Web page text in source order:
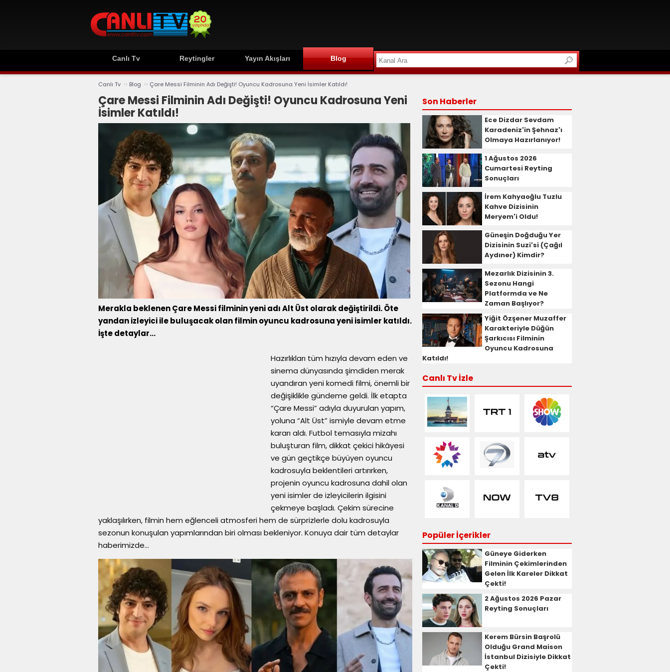
Canlı Tv Reytingler Yayın Akışları Blog
Canlı Tv ›› Blog ›› Çare Messi Filminin Adı Değişti! Oyuncu Kadrosuna Yeni İsimler Katıldı!
Çare Messi Filminin Adı Değişti! Oyuncu Kadrosuna Yeni
İsimler Katıldı!
Merakla beklenen Çare Messi filminin yeni adı Alt Üst olarak değiştirildi. Öte
yandan izleyici ile buluşacak olan filmin oyuncu kadrosuna yeni isimler katıldı.
İşte detaylar...
Hazırlıkları tüm hızıyla devam eden ve
sinema dünyasında şimdiden merak
uyandıran yeni komedi filmi, önemli bir
değişiklikle gündeme geldi. İlk etapta
“Çare Messi” adıyla duyurulan yapım,
yoluna “Alt Üst” ismiyle devam etme
kararı aldı. Futbol temasıyla mizahı
buluşturan film, dikkat çekici hikâyesi
ve gün geçtikçe büyüyen oyuncu
kadrosuyla beklentileri artırırken,
projenin oyuncu kadrosuna dahil olan
yeni isimler de izleyicilerin ilgisini
çekmeye başladı. Çekim sürecine
yaklaşılırken, filmin hem eğlenceli atmosferi hem de sürprizlerle dolu kadrosuyla
sezonun konuşulan yapımlarından biri olması bekleniyor. Konuya dair tüm detaylar
haberimizde...
Son Haberler
Ece Dizdar Sevdam
Karadeniz'in Şehnaz'ı
Olmaya Hazırlanıyor!
1 Ağustos 2026
Cumartesi Reyting
Sonuçları
İrem Kahyaoğlu Tuzlu
Kahve Dizisinin
Meryem'i Oldu!
Güneşin Doğduğu Yer
Dizisinin Suzi'si (Çağıl
Aydıner) Kimdir?
Mezarlık Dizisinin 3.
Sezonu Hangi
Platformda ve Ne
Zaman Başlıyor?
Yiğit Özşener Muzaffer
Karakteriyle Düğün
Şarkıcısı Filminin
Oyuncu Kadrosuna
Katıldı!
Canlı Tv İzle
Popüler İçerikler
Güneye Giderken
Filminin Çekimlerinden
Gelen İlk Kareler Dikkat
Çekti!
2 Ağustos 2026 Pazar
Reyting Sonuçları
Kerem Bürsin Başrolü
Olduğu Grand Maison
İstanbul Dizisiyle Dikkat
Çekti!